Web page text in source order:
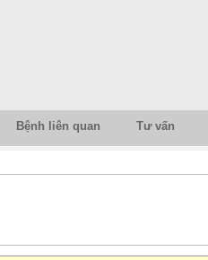
Bệnh liên quan Tư vấn